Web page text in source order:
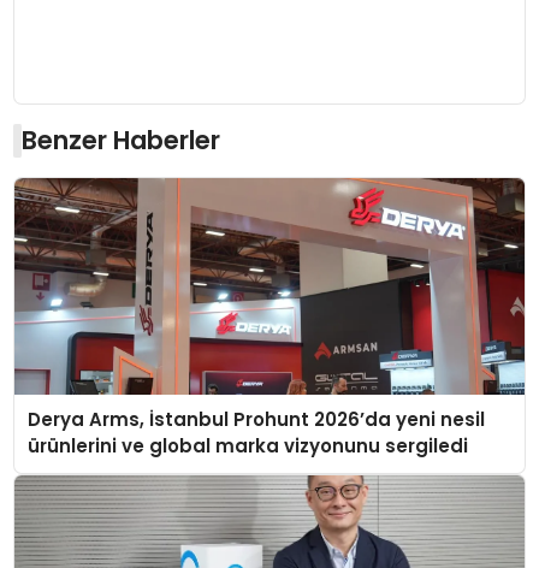
Benzer Haberler
Derya Arms, İstanbul Prohunt 2026’da yeni nesil
ürünlerini ve global marka vizyonunu sergiledi